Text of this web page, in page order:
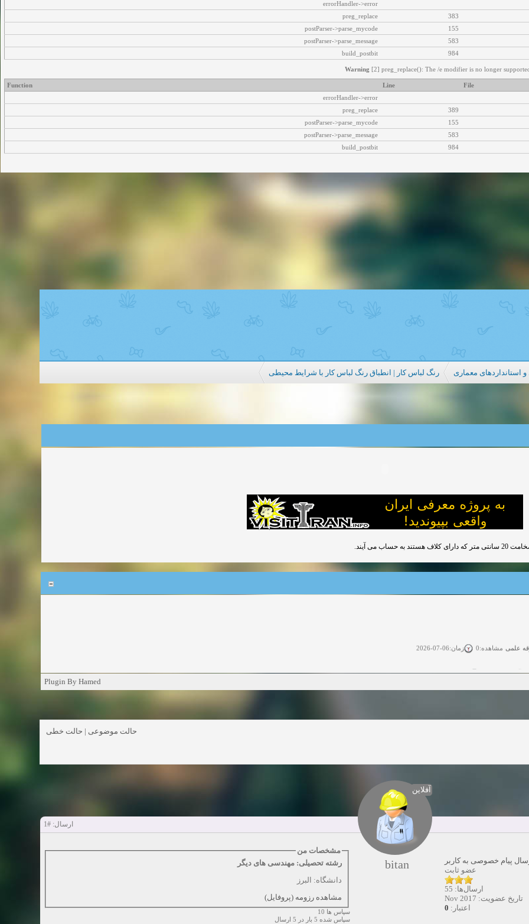
errorHandler->error
383
preg_replace
155
postParser->parse_mycode
583
postParser->parse_message
984
build_postbit
Warning [2] preg_replace(): The /e modifier is no longer
File
Line
Function
errorHandler->error
389
preg_replace
155
postParser->parse_mycode
583
postParser->parse_message
984
build_postbit
استانداردهای معماری رنگ لباس کار | انطباق رنگ لباس کار با شرایط محیطی
می آیند.
آزاد مشاهده:0 زمان:11-04-2025
دعوت به همکاری مشاهده:0 زمان:11-11-2024
دعوت به همکاری مشاهده:0 زمان:10-21-2024
دعوت به همکاری مشاهده:0
Plugin By Hamed
حالت موضوعی | حالت خطی
ارسال:#1
آفلاین
bitan
پیام خصوصی به کاربر
عضو ثابت
ارسال‌ها: 55
تاریخ عضویت: Nov 2017
اعتبار: 0
مشخصات من
رشته تحصیلی: مهندسی های دیگر
دانشگاه: البرز
مشاهده رزومه (پروفایل)
سپاس ها 10
سپاس شده 5 بار در 5 ارسال